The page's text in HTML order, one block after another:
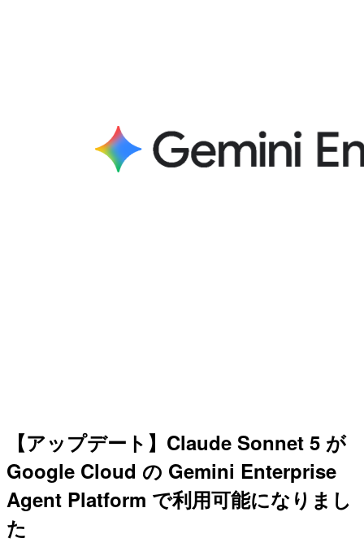
【アップデート】Claude Sonnet 5 が
Google Cloud の Gemini Enterprise
Agent Platform で利用可能になりまし
た